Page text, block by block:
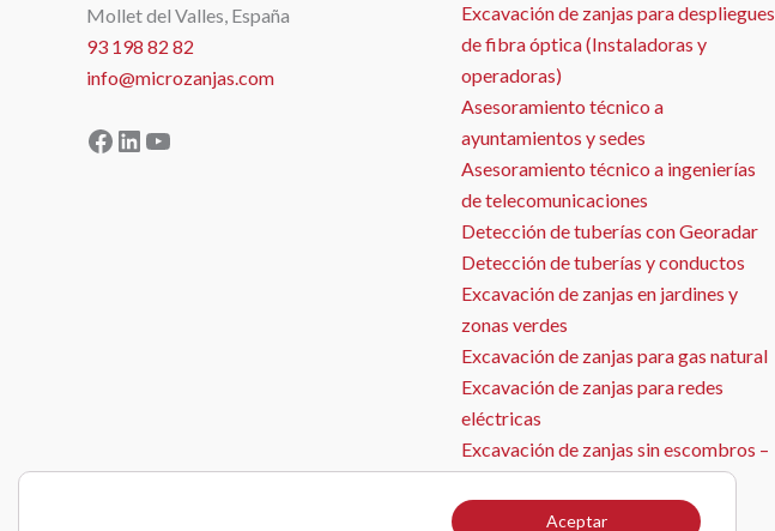
Mollet del Valles, España
93 198 82 82
info@microzanjas.com
Facebook
LinkedIn
YouTube
Excavación de zanjas para despliegues
de fibra óptica (Instaladoras y
operadoras)
Asesoramiento técnico a
ayuntamientos y sedes
Asesoramiento técnico a ingenierías
de telecomunicaciones
Detección de tuberías con Georadar
Detección de tuberías y conductos
Excavación de zanjas en jardines y
zonas verdes
Excavación de zanjas para gas natural
Excavación de zanjas para redes
eléctricas
Excavación de zanjas sin escombros –
Instalación de sensores
Aceptar